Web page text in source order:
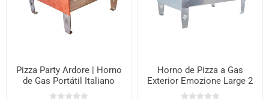
Pizza Party Ardore | Horno
de Gas Portátil Italiano
Horno de Pizza a Gas
Exterior Emozione Large 2
Pizzas – Base 40×70 cm